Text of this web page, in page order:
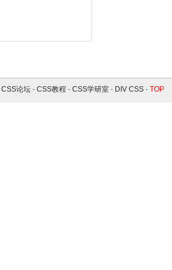
CSS论坛- CSS教程 - CSS学研室- DIV CSS- TOP